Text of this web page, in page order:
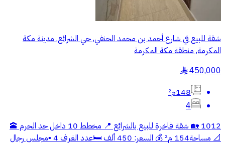
شقة للبيع في شارع أحمد بن محمد الحنفي, حي الشرائع, مدينة مكة
المكرمة, منطقة مكة المكرمة
450,000
§
148م²
4
1012 🏡 شقة فاخرة للبيع بالشرائع 📍 مخطط 10 داخل حد الحرم 🕋
📐 مساحة154 م² 💰 السعر: 450 ألف 🛏️عدد الغرف 4 ▪️مجلس رجال